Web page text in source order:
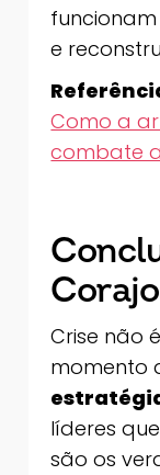
e
Como a
combate
Crise não
momento
líderes
são os